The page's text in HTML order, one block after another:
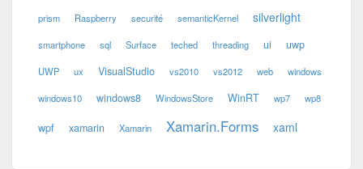
prism Raspberry securité semanticKernel silverlight
smartphone sql Surface teched threading ui uwp
UWP ux VisualStudio vs2010 vs2012 web windows
windows10 windows8 WindowsStore WinRT wp7 wp8
wpf xamarin Xamarin Xamarin.Forms xaml